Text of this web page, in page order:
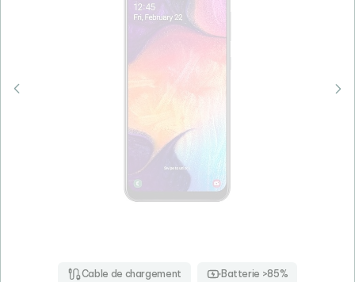
Cable de chargement Batterie >85%